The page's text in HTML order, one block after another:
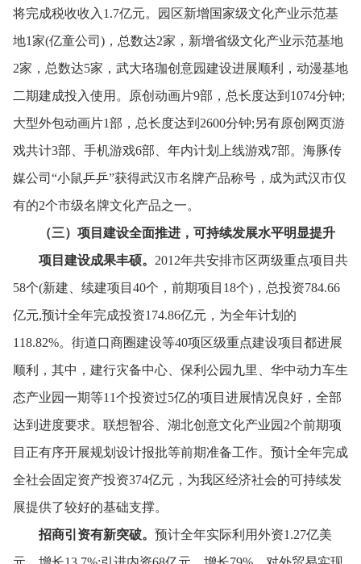
将完成税收收入1.7亿元。
园区新增国家级文化产业示范基
地1家(亿童公司)， 总数达2家， 新增省级文化产业示范基地
2家， 总数达5家， 武大珞珈创意园建设进展顺利， 动漫基地
二期建成投入使用。
原创动画片9部， 总长度达到1074分钟;
大型外包动画片1部， 总长度达到2600分钟;另有原创网页游
戏共计3部、 手机游戏6部、 年内计划上线游戏7部。 海豚传
媒公司“小鼠乒乒”获得武汉市名牌产品称号， 成为武汉市仅
有的2个市级名牌文化产品之一。
（三）项目建设全面推进， 可持续发展水平明显提升
项目建设成果丰硕。 2012年共安排市区两级重点项目共
58个(新建、 续建项目40个， 前期项目18个)， 总投资784.66
亿元,预计全年完成投资174.86亿元， 为全年计划的
118.82%。 街道口商圈建设等40项区级重点建设项目都进展
顺利， 其中， 建行灾备中心、 保利公园九里、 华中动力车生
态产业园一期等11个投资过5亿的项目进展情况良好， 全部
达到进度要求。 联想智谷、 湖北创意文化产业园2个前期项
目正有序开展规划设计报批等前期准备工作。 预计全年完成
全社会固定资产投资374亿元， 为我区经济社会的可持续发
展提供了较好的基础支撑。
招商引资有新突破。 预计全年实际利用外资1.27亿美